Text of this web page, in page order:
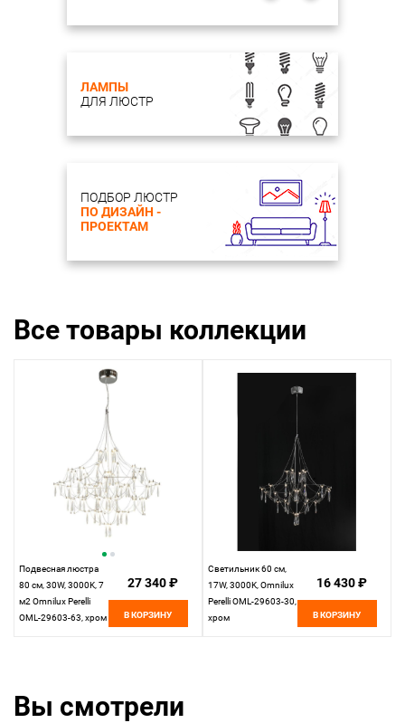
ЛАМПЫ
ДЛЯ ЛЮСТР
ПОДБОР ЛЮСТР
ПО ДИЗАЙН -
ПРОЕКТАМ
Все товары коллекции
Подвесная люстра
80 см, 30W, 3000K, 7
м2 Omnilux Perelli
OML-29603-63, хром
27 340 ₽
В КОРЗИНУ
Светильник 60 см,
17W, 3000K, Omnilux
Perelli OML-29603-30,
хром
16 430 ₽
В КОРЗИНУ
Вы смотрели